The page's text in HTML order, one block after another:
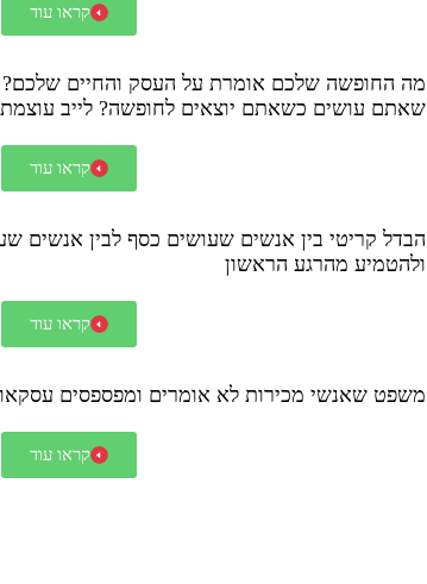
קראו עוד
מה החופשה שלכם אומרת על העסק והחיים שלכם?
שאתם עושים כשאתם יוצאים לחופשה? לייב
קראו עוד
הבדל קריטי בין אנשים שעושים כסף לבין אנשים
ולהטמיע מהרגע הראשון
קראו עוד
משפט שאנשי מכירות לא אומרים ומפספסים עסקאות ו-6 עקרונות זהב
קראו עוד